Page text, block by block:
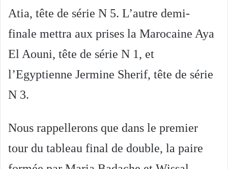
Atia, tête de série N 5. L’autre demi-
finale mettra aux prises la Marocaine Aya
El Aouni, tête de série N 1, et
l’Egyptienne Jermine Sherif, tête de série
N 3.
Nous rappellerons que dans le premier
tour du tableau final de double, la paire